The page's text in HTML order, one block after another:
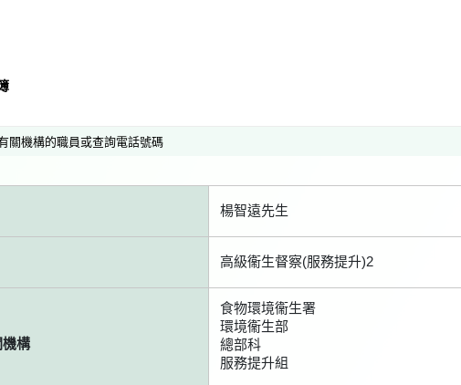
關機構的職員或查詢電話號碼
楊智遠先生
高級衞生督察(服務提升)2
機構
食物環境衞生署
環境衞生部
總部科
服務提升組